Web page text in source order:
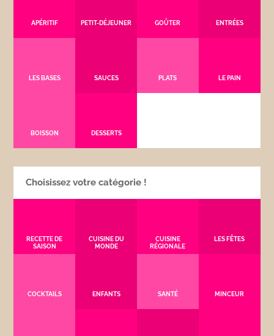
APÉRITIF PETIT-DÉJEUNER GOÛTER ENTRÉES
LES BASES SAUCES PLATS LE PAIN
BOISSON DESSERTS
Choisissez votre catégorie !
RECETTE DE
SAISON
CUISINE DU
MONDE
CUISINE
RÉGIONALE
LES FÊTES
COCKTAILS ENFANTS SANTÉ MINCEUR